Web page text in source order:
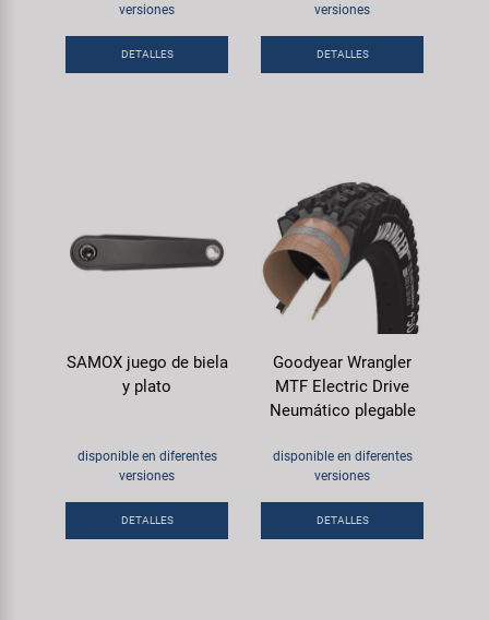
versiones
DETALLES
versiones
DETALLES
SAMOX juego de biela
y plato
disponible en diferentes
versiones
DETALLES
Goodyear Wrangler
MTF Electric Drive
Neumático plegable
disponible en diferentes
versiones
DETALLES